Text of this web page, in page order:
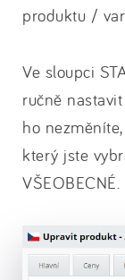
produktu /
Ve sloupci
ručně
ho
který jste
VŠEOBECNÉ.